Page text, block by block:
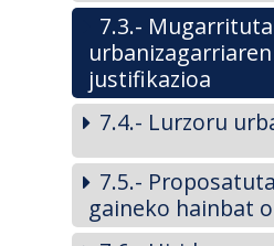
7.3.-
justifikazioa
7.4.- Lurzoru
7.5.-
gaineko hainbat